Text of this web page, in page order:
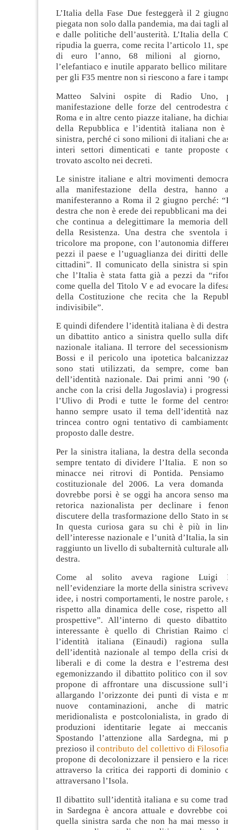
L’Italia della Fase Due festeggerà il 2
piegata non solo dalla pandemia, ma dai tagli
e dalle politiche dell’austerità. L’Italia della
ripudia la guerra, come recita l’articolo 11,
di euro l’anno, 68 milioni al giorno,
l’elefantiaco e inutile apparato bellico
per gli F35 mentre non si riescono a fare i
Matteo Salvini ospite di Radio Uno,
manifestazione delle forze del centrodestra
Roma e in altre cento piazze italiane, ha
della Repubblica e l’identità italiana non
sinistra, perché ci sono milioni di italiani che
interi settori dimenticati e tante proposte
trovato ascolto nei decreti.
Le sinistre italiane e altri movimenti
alla manifestazione della destra, hanno
manifesteranno a Roma il 2 giugno perché:
destra che non è erede dei repubblicani ma
che continua a delegittimare la memoria
della Resistenza. Una destra che sventola
tricolore ma propone, con l’autonomia
pezzi il paese e l’uguaglianza dei diritti
cittadini”. Il comunicato della sinistra si
che l’Italia è stata fatta già a pezzi da
come quella del Titolo V e ad evocare la
della Costituzione che recita che la
indivisibile”.
E quindi difendere l’identità italiana è di
un dibattito antico a sinistra quello sulla
nazionale italiana. Il terrore del
Bossi e il pericolo una ipotetica
sono stati utilizzati, da sempre, come
dell’identità nazionale. Dai primi anni ’90
anche con la crisi della Jugoslavia) i
l’Ulivo di Prodi e tutte le forme del
hanno sempre usato il tema dell’identità
trincea contro ogni tentativo di
proposto dalle destre.
Per la sinistra italiana, la destra della
sempre tentato di dividere l’Italia. E non
minacce nei ritrovi di Pontida. Pensiamo
costituzionale del 2006. La vera
dovrebbe porsi è se oggi ha ancora senso
retorica nazionalista per declinare i
discutere della trasformazione dello Stato in
In questa curiosa gara su chi è più in
dell’interesse nazionale e l’unità d’Italia, la
raggiunto un livello di subalternità culturale
destra.
Come al solito aveva ragione Luigi
nell’evidenziare la morte della sinistra
idee, i nostri comportamenti, le nostre parole,
rispetto alla dinamica delle cose, rispetto
prospettive”. All’interno di questo
interessante è quello di Christian Raimo
l’identità italiana (Einaudi) ragiona
dell’identità nazionale al tempo della crisi
liberali e di come la destra e l’estrema
egemonizzando il dibattito politico con il
propone di affrontare una discussione
allargando l’orizzonte dei punti di vista e
nuove contaminazioni, anche di
meridionalista e postcolonialista, in grado
produzioni identitarie legate ai
Spostando l’attenzione alla Sardegna, mi
prezioso ilcontributo del collettivo di
propone di decolonizzare il pensiero e la
attraverso la critica dei rapporti di dominio
attraversano l’Isola.
Il dibattito sull’identità italiana e su come
in Sardegna è ancora attuale e dovrebbe
quella sinistra sarda che non ha mai messo